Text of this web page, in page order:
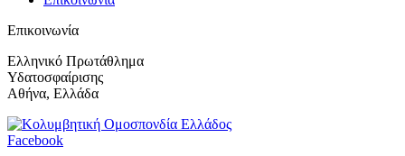
Επικοινωνία
Ελληνικό Πρωτάθλημα
Υδατοσφαίρισης
Αθήνα, Ελλάδα
Facebook